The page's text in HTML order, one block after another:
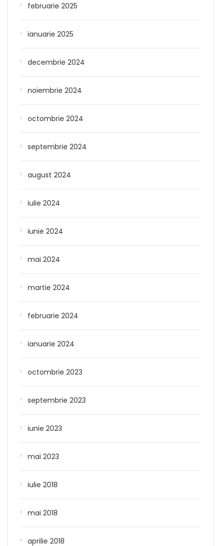
februarie 2025
ianuarie 2025
decembrie 2024
noiembrie 2024
octombrie 2024
septembrie 2024
august 2024
iulie 2024
iunie 2024
mai 2024
martie 2024
februarie 2024
ianuarie 2024
octombrie 2023
septembrie 2023
iunie 2023
mai 2023
iulie 2018
mai 2018
aprilie 2018